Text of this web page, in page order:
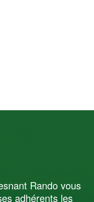
Rando vous
adhérents les